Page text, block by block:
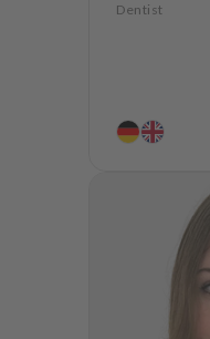
Dentist